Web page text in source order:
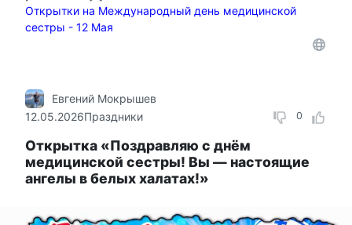
Открытки на Международный день медицинской
сестры - 12 Мая
0
Евгений Мокрышев
12.05.2026Праздники
Открытка «Поздравляю с днём
медицинской сестры! Вы — настоящие
ангелы в белых халатах!»